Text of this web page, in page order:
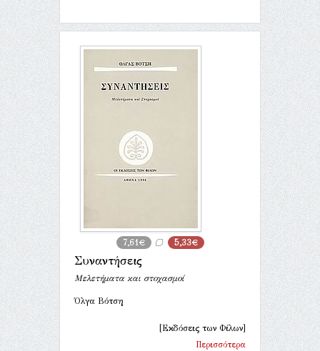
7,61€ 5,33€
Συναντήσεις
Μελετήματα και στοχασμοί
Όλγα Βότση
[Εκδόσεις των Φίλων]
Περισσότερα